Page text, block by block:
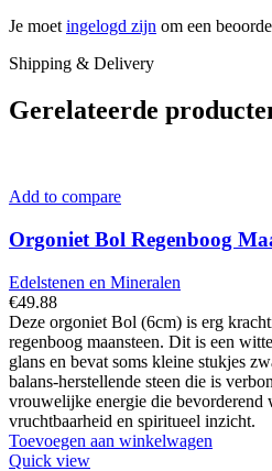
Je moet ingelogd zijn om een
Shipping & Delivery
Gerelateerde
Add to compare
Orgoniet Bol Regenboog
Edelstenen en Mineralen
€49.88
Deze orgoniet Bol (6cm) is erg
regenboog maansteen. Dit is een
glans en bevat soms kleine stukjes
balans-herstellende steen die is
vrouwelijke energie die bevorderend
vruchtbaarheid en spiritueel inzicht.
Toevoegen aan winkelwagen
Quick view